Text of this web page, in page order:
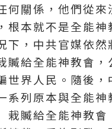
何關係，他們從來
根本就不是全能神
下，中共官媒依
贓給全能神教會，
世界人民。隨後，
系列原本與全能神
栽贓給全能神教會